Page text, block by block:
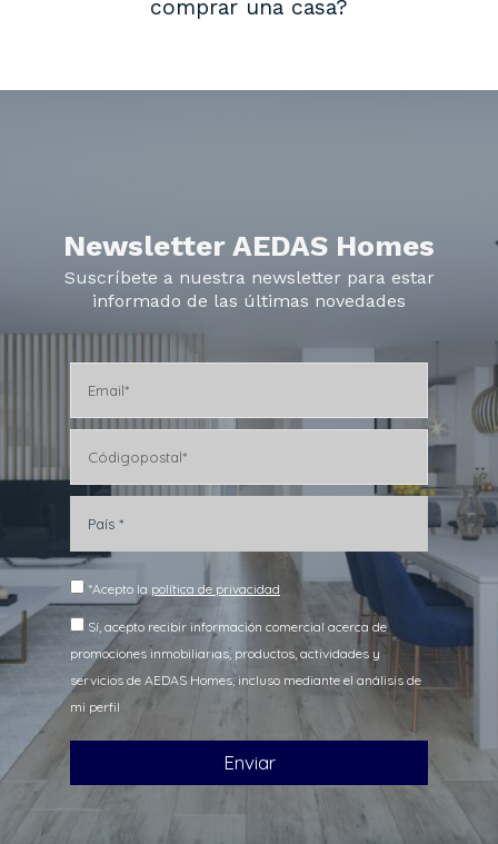
comprar una casa?
Newsletter AEDAS Homes
Suscríbete a nuestra newsletter para estar
informado de las últimas novedades